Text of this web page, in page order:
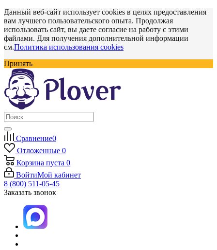
Данный веб-сайт использует cookies в целях предоставления
вам лучшего пользовательского опыта. Продолжая
использовать сайт, вы даете согласие на работу с этими
файлами. Для получения дополнительной информации
см.Политика использования cookies
Принять
Сравнение0
Отложенные 0
Корзина пуста 0
ВойтиМой кабинет
8 (800) 511-05-45
Заказать звонок